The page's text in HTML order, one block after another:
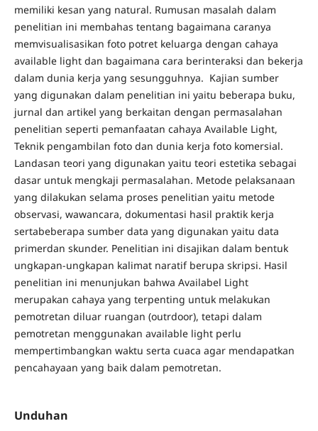
memiliki kesan yang natural. Rumusan masalah dalam
penelitian ini membahas tentang bagaimana caranya
memvisualisasikan foto potret keluarga dengan cahaya
available light dan bagaimana cara berinteraksi dan bekerja
dalam dunia kerja yang sesungguhnya. Kajian sumber
yang digunakan dalam penelitian ini yaitu beberapa buku,
jurnal dan artikel yang berkaitan dengan permasalahan
penelitian seperti pemanfaatan cahaya Available Light,
Teknik pengambilan foto dan dunia kerja foto komersial.
Landasan teori yang digunakan yaitu teori estetika sebagai
dasar untuk mengkaji permasalahan. Metode pelaksanaan
yang dilakukan selama proses penelitian yaitu metode
observasi, wawancara, dokumentasi hasil praktik kerja
sertabeberapa sumber data yang digunakan yaitu data
primerdan skunder. Penelitian ini disajikan dalam bentuk
ungkapan-ungkapan kalimat naratif berupa skripsi. Hasil
penelitian ini menunjukan bahwa Availabel Light
merupakan cahaya yang terpenting untuk melakukan
pemotretan diluar ruangan (outrdoor), tetapi dalam
pemotretan menggunakan available light perlu
mempertimbangkan waktu serta cuaca agar mendapatkan
pencahayaan yang baik dalam pemotretan.
Unduhan